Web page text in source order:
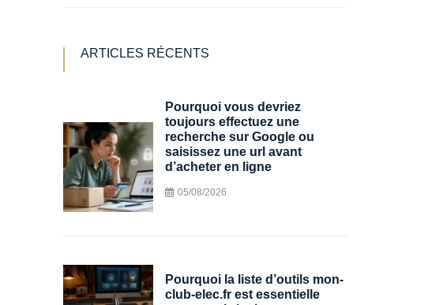
ARTICLES RÉCENTS
Pourquoi vous devriez
toujours effectuez une
recherche sur Google ou
saisissez une url avant
d’acheter en ligne
05/08/2026
Pourquoi la liste d’outils mon-
club-elec.fr est essentielle